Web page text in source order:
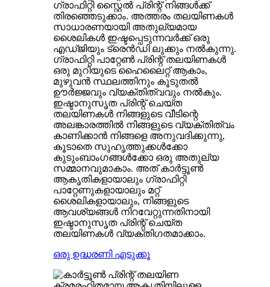
ഗ്രാഫിറ്റി സ്റ്റൈൽ പ്രിന്റ് നിങ്ങൾക്ക്
തിരഞ്ഞെടുക്കാം. അത്തരം തലയിണകൾ
സാധാരണയായി അതുല്യമായ
ശൈലികൾ ഇഷ്ടപ്പെടുന്നവർക്ക് ഒരു
എഡ്ജിയും ട്രെൻഡി ലുക്കും നൽകുന്നു.
ഗ്രാഫിറ്റി പാറ്റേൺ പ്രിന്റ് തലയിണകൾ
ഒരു മുറിയുടെ ഹൈലൈറ്റ് ആകാം,
മുഴുവൻ സ്ഥലത്തിനും കൂടുതൽ
ഊർജ്ജവും വ്യക്തിത്വവും നൽകും.
ഇഷ്ടാനുസൃത പ്രിന്റ് ചെയ്ത
തലയിണകൾ നിങ്ങളുടെ വീടിന്റെ
അലങ്കാരത്തിൽ നിങ്ങളുടെ വ്യക്തിത്വം
കാണിക്കാൻ നിങ്ങളെ അനുവദിക്കുന്നു,
കൂടാതെ സുഹൃത്തുക്കൾക്കോ ​​
കുടുംബാംഗങ്ങൾക്കോ ​​ഒരു അതുല്യ
സമ്മാനവുമാകാം. അത് കാർട്ടൂൺ
ആകൃതികളായാലും ഗ്രാഫിറ്റി
പാറ്റേണുകളായാലും മറ്റ്
ശൈലികളായാലും, നിങ്ങളുടെ
ആവശ്യങ്ങൾ നിറവേറ്റുന്നതിനായി
ഇഷ്ടാനുസൃത പ്രിന്റ് ചെയ്ത
തലയിണകൾ വ്യക്തിഗതമാക്കാം.
ഒരു ഉദ്ധരണി എടുക്കൂ